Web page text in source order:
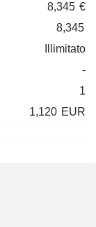
8,345 €
8,345
Illimitato
-
1
1,120 EUR